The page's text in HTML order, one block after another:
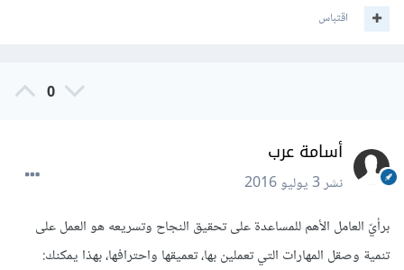
اقتباس
0
أسامة عرب
نشر3 يوليو 2016
برأيّ العامل الأهم للمساعدة على تحقيق النجاح وتسريعه هو العمل على
تنمية وصقل المهارات التي تعملين بها، تعميقها واحترافها، بهذا يمكنك: